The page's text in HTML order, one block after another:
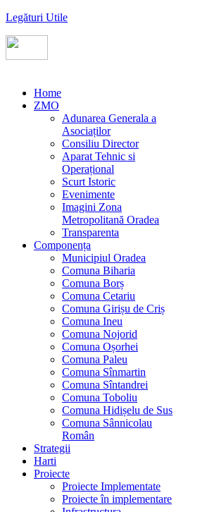
Legături Utile
Home
ZMO
Adunarea Generala a
Asociaților
Consiliu Director
Aparat Tehnic si
Operațional
Scurt Istoric
Evenimente
Imagini Zona
Metropolitană Oradea
Transparenta
Componența
Municipiul Oradea
Comuna Biharia
Comuna Borș
Comuna Cetariu
Comuna Girișu de Criș
Comuna Ineu
Comuna Nojorid
Comuna Oșorhei
Comuna Paleu
Comuna Sînmartin
Comuna Sîntandrei
Comuna Toboliu
Comuna Hidișelu de Sus
Comuna Sânnicolau
Român
Strategii
Harti
Proiecte
Proiecte Implementate
Proiecte în implementare